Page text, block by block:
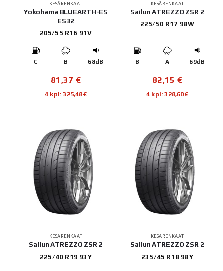
KESÄRENKAAT
Yokohama BLUEARTH-ES
ES32
205/55 R16 91V
C B 68dB
81,37 €
4 kpl: 325,48€
KESÄRENKAAT
Sailun ATREZZO ZSR 2
225/50 R17 98W
B A 69dB
82,15 €
4 kpl: 328,60€
KESÄRENKAAT
Sailun ATREZZO ZSR 2
225/40 R19 93Y
KESÄRENKAAT
Sailun ATREZZO ZSR 2
235/45 R18 98Y